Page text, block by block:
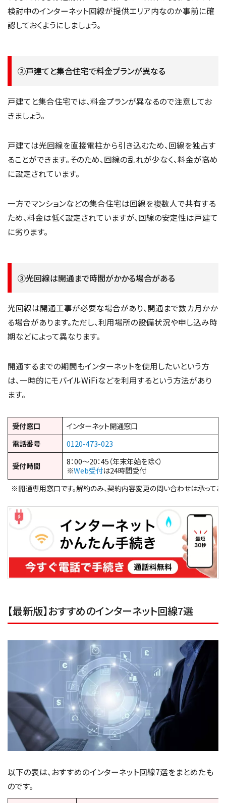
検討中のインターネット回線が提供エリア内なのか事前に確
認しておくようにしましょう。
②戸建てと集合住宅で料金プランが異なる
戸建てと集合住宅では、料金プランが異なるので注意してお
きましょう。
戸建ては光回線を直接電柱から引き込むため、回線を独占す
ることができます。そのため、回線の乱れが少なく、料金が高め
に設定されています。
一方でマンションなどの集合住宅は回線を複数人で共有する
ため、料金は低く設定されていますが、回線の安定性は戸建て
に劣ります。
③光回線は開通まで時間がかかる場合がある
光回線は開通工事が必要な場合があり、開通まで数カ月かか
る場合があります。ただし、利用場所の設備状況や申し込み時
期などによって異なります。
開通するまでの期間もインターネットを使用したいという方
は、一時的にモバイルWiFiなどを利用するという方法があり
ます。
受付窓口
インターネット開通窓口
電話番号
0120-473-023
受付時間
8：00～20：45（年末年始を除く）
※Web受付は24時間受付
※開通専用窓口です。解約のみ、契約内容変更の問い合わせは承ってお
【最新版】おすすめのインターネット回線7選
以下の表は、おすすめのインターネット回線7選をまとめたも
のです。